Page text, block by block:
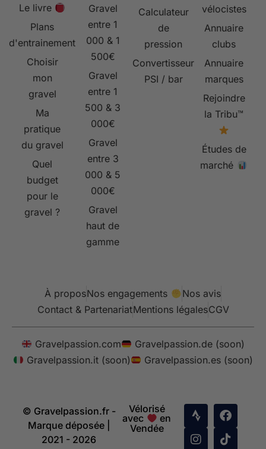
Le livre
Plans
d'entrainement
Choisir
mon
gravel
Ma
pratique
du gravel
Quel
budget
pour le
gravel ?
Gravel
entre 1
000 & 1
500€
Gravel
entre 1
500 & 3
000€
Gravel
entre 3
000 & 5
000€
Gravel
haut de
gamme
Calculateur
de
pression
Convertisseur
PSI / bar
vélocistes
Annuaire
clubs
Annuaire
marques
Rejoindre
la Tribu™
Études de
marché
À proposNos engagements
Nos avis
Contact & PartenariatMentions légalesCGV
Gravelpassion.com
Gravelpassion.de (soon)
Gravelpassion.it (soon)
Gravelpassion.es (soon)
© Gravelpassion.fr -
Marque déposée |
2021 - 2026
Vélorisé
avec
en
Vendée